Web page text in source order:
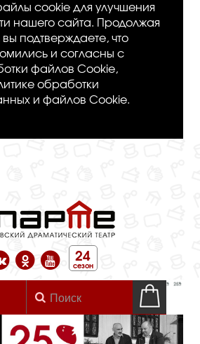
cookie для улучшения
нашего сайта. Продолжая
подтверждаете, что
и согласны с
файлов Cookie,
обработки
и файлов Cookie.
24
сезон